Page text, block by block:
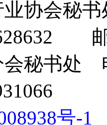
业协会秘
邮
会秘书
号-1